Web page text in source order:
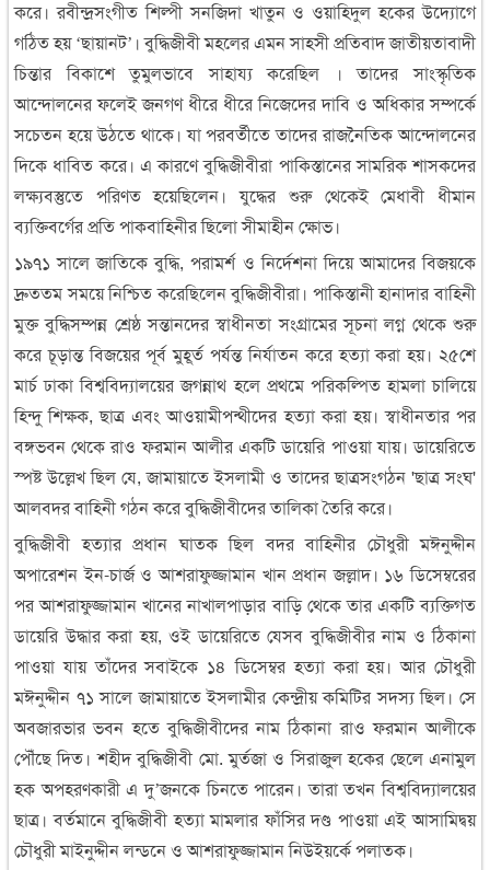
করে। রবীন্দ্রসংগীত শিল্পী সনজিদা খাতুন ও ওয়াহিদুল হকের উদ্যোগে
গঠিত হয় ‘ছায়ানট’। বুদ্ধিজীবী মহলের এমন সাহসী প্রতিবাদ জাতীয়তাবাদী
চিন্তার বিকাশে তুমুলভাবে সাহায্য করেছিল । তাদের সাংস্কৃতিক
আন্দোলনের ফলেই জনগণ ধীরে ধীরে নিজেদের দাবি ও অধিকার সম্পর্কে
সচেতন হয়ে উঠতে থাকে। যা পরবর্তীতে তাদের রাজনৈতিক আন্দোলনের
দিকে ধাবিত করে। এ কারণে বুদ্ধিজীবীরা পাকিস্তানের সামরিক শাসকদের
লক্ষ্যবস্তুতে পরিণত হয়েছিলেন। যুদ্ধের শুরু থেকেই মেধাবী ধীমান
ব্যক্তিবর্গের প্রতি পাকবাহিনীর ছিলো সীমাহীন ক্ষোভ।
১৯৭১ সালে জাতিকে বুদ্ধি, পরামর্শ ও নির্দেশনা দিয়ে আমাদের বিজয়কে
দ্রুততম সময়ে নিশ্চিত করেছিলেন বুদ্ধিজীবীরা। পাকিস্তানী হানাদার বাহিনী
মুক্ত বুদ্ধিসম্পন্ন শ্রেষ্ঠ সন্তানদের স্বাধীনতা সংগ্রামের সূচনা লগ্ন থেকে শুরু
করে চূড়ান্ত বিজয়ের পূর্ব মুহূর্ত পর্যন্ত নির্যাতন করে হত্যা করা হয়। ২৫শে
মার্চ ঢাকা বিশ্ববিদ্যালয়ের জগন্নাথ হলে প্রথমে পরিকল্পিত হামলা চালিয়ে
হিন্দু শিক্ষক, ছাত্র এবং আওয়ামীপন্থীদের হত্যা করা হয়। স্বাধীনতার পর
বঙ্গভবন থেকে রাও ফরমান আলীর একটি ডায়েরি পাওয়া যায়। ডায়েরিতে
স্পষ্ট উল্লেখ ছিল যে, জামায়াতে ইসলামী ও তাদের ছাত্রসংগঠন 'ছাত্র সংঘ'
আলবদর বাহিনী গঠন করে বুদ্ধিজীবীদের তালিকা তৈরি করে।
বুদ্ধিজীবী হত্যার প্রধান ঘাতক ছিল বদর বাহিনীর চৌধুরী মঈনুদ্দীন
অপারেশন ইন-চার্জ ও আশরাফুজ্জামান খান প্রধান জল্লাদ। ১৬ ডিসেম্বরের
পর আশরাফুজ্জামান খানের নাখালপাড়ার বাড়ি থেকে তার একটি ব্যক্তিগত
ডায়েরি উদ্ধার করা হয়, ওই ডায়েরিতে যেসব বুদ্ধিজীবীর নাম ও ঠিকানা
পাওয়া যায় তাঁদের সবাইকে ১৪ ডিসেম্বর হত্যা করা হয়। আর চৌধুরী
মঈনুদ্দীন ৭১ সালে জামায়াতে ইসলামীর কেন্দ্রীয় কমিটির সদস্য ছিল। সে
অবজারভার ভবন হতে বুদ্ধিজীবীদের নাম ঠিকানা রাও ফরমান আলীকে
পৌঁছে দিত। শহীদ বুদ্ধিজীবী মো. মুর্তজা ও সিরাজুল হকের ছেলে এনামুল
হক অপহরণকারী এ দু’জনকে চিনতে পারেন। তারা তখন বিশ্ববিদ্যালয়ের
ছাত্র। বর্তমানে বুদ্ধিজীবী হত্যা মামলার ফাঁসির দণ্ড পাওয়া এই আসামিদ্বয়
চৌধুরী মাইনুদ্দীন লন্ডনে ও আশরাফুজ্জামান নিউইয়র্কে পলাতক।